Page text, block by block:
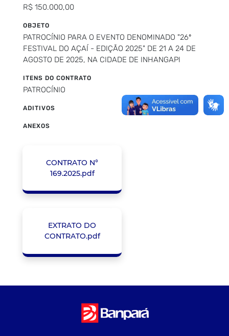
R$ 150.000,00
OBJETO
PATROCÍNIO PARA O EVENTO DENOMINADO "26º
FESTIVAL DO AÇAÍ - EDIÇÃO 2025" DE 21 A 24 DE
AGOSTO DE 2025, NA CIDADE DE INHANGAPI
ITENS DO CONTRATO
PATROCÍNIO
ADITIVOS
ANEXOS
CONTRATO N°
169.2025.pdf
EXTRATO DO
CONTRATO.pdf